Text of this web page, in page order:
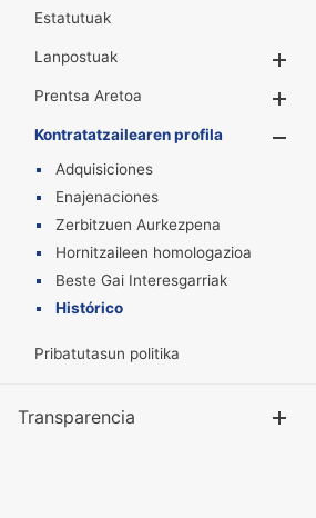
Estatutuak
Lanpostuak
Prentsa Aretoa
Kontratatzailearen profila
Adquisiciones
Enajenaciones
Zerbitzuen Aurkezpena
Hornitzaileen homologazioa
Beste Gai Interesgarriak
Histórico
Pribatutasun politika
Transparencia